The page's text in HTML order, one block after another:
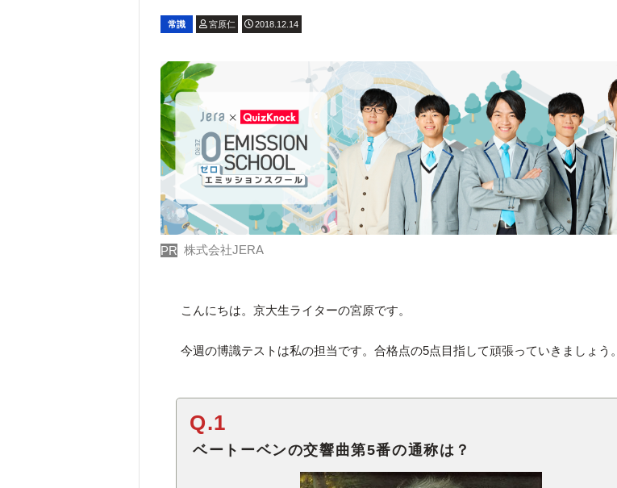
常識 宮原仁 2018.12.14
PR 株式会社JERA
こんにちは。京大生ライターの宮原です。
今週の博識テストは私の担当です。合格点の5点目指して頑張っていきましょう。
Q.1
ベートーベンの交響曲第5番の通称は？